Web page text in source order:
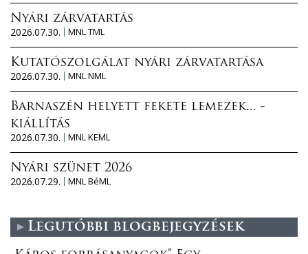
Nyári zárvatartás
2026.07.30.
MNL TML
Kutatószolgálat nyári zárvatartása
2026.07.30.
MNL NML
Barnaszén helyett fekete lemezek... -
kiállítás
2026.07.30.
MNL KEML
Nyári szünet 2026
2026.07.29.
MNL BéML
Legutóbbi blogbejegyzések